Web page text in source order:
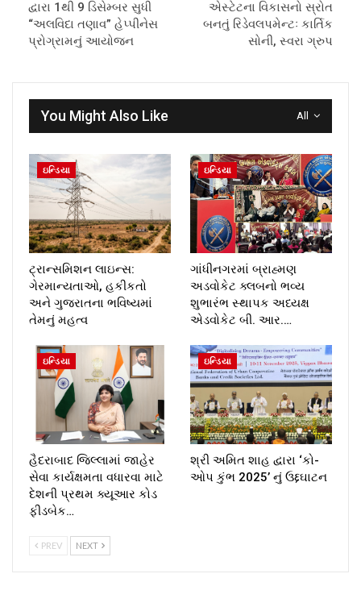
દ્વારા 1થી 9 ડિસેમ્બર સુધી
“અલવિદા તણાવ” હેપ્પીનેસ
પ્રોગ્રામનું આયોજન
એસ્ટેટના વિકાસનો સ્રોત
બનતું રિડેવલપમેન્ટઃ કાર્તિક
સોની, સ્વરા ગ્રુપ
All
You Might Also Like
ઇન્ડિયા
ટ્રાન્સમિશન લાઇન્સ:
ગેરમાન્યતાઓ, હકીકતો
અને ગુજરાતના ભવિષ્યમાં
તેમનું મહત્વ
ઇન્ડિયા
ગાંધીનગરમાં બ્રાહ્મણ
અડવોકેટ ક્લબનો ભવ્ય
શુભારંભ સ્થાપક અધ્યક્ષ
એડવોકેટ બી. આર.…
ઇન્ડિયા
હૈદરાબાદ જિલ્લામાં જાહેર
સેવા કાર્યક્ષમતા વધારવા માટે
દેશની પ્રથમ ક્યૂઆર કોડ
ફીડબેક…
ઇન્ડિયા
શ્રી અમિત શાહ દ્વારા ‘કો-
ઓપ કુંભ 2025’ નું ઉદ્દઘાટન
PREV NEXT